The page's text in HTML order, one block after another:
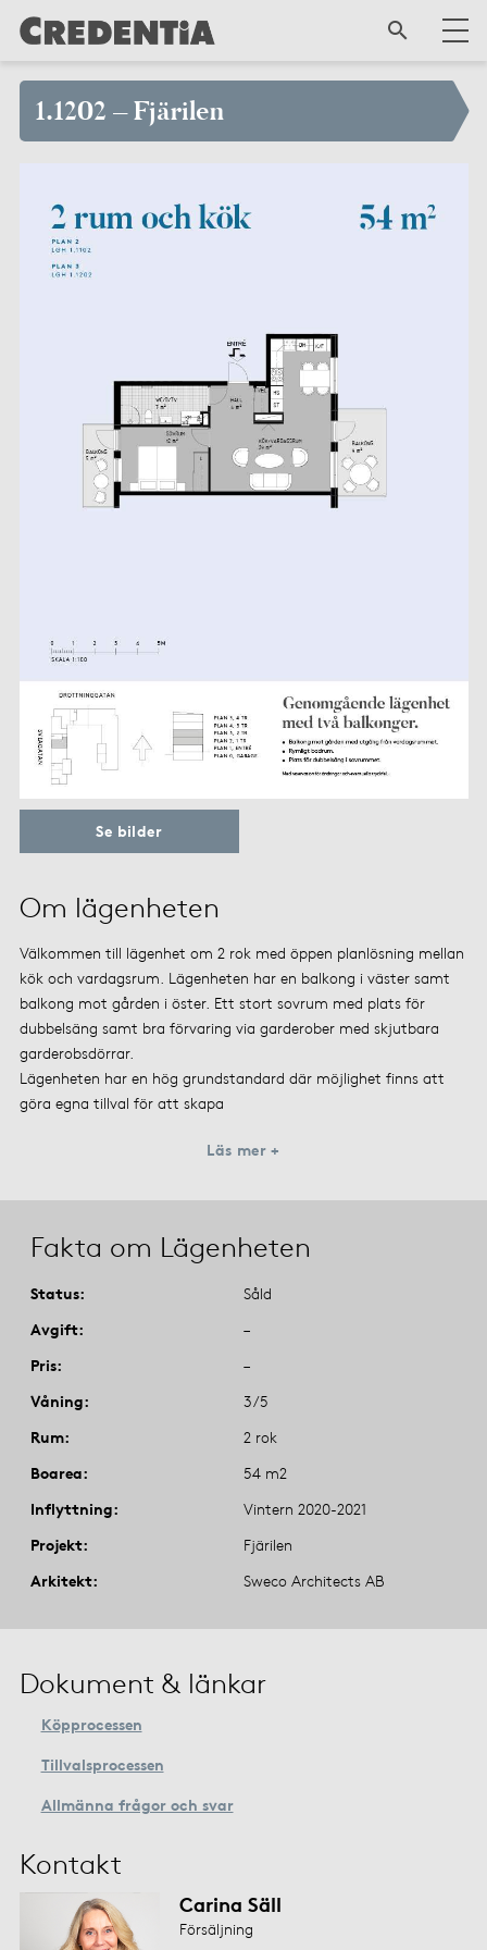
1.1202 – Fjärilen
Om lägenheten
Välkommen till lägenhet om 2 rok med öppen planlösning mellan
kök och vardagsrum. Lägenheten har en balkong i väster samt
balkong mot gården i öster. Ett stort sovrum med plats för
dubbelsäng samt bra förvaring via garderober med skjutbara
garderobsdörrar.
Lägenheten har en hög grundstandard där möjlighet finns att
göra egna tillval för att skapa
Läs mer +
Fakta om Lägenheten
Status
Såld
Avgift
–
Pris
–
Våning
3/5
Rum
2 rok
Boarea
54 m2
Inflyttning
Vintern 2020-2021
Projekt
Fjärilen
Arkitekt
Sweco Architects AB
Se bilder
Dokument & länkar
Köpprocessen
Tillvalsprocessen
Allmänna frågor och svar
Kontakt
Carina Säll
Försäljning